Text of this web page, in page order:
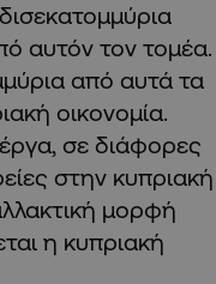
αυτόν τον τομέα.
από αυτά τα
οικονομία.
σε διάφορες
στην κυπριακή
μορφή
η κυπριακή